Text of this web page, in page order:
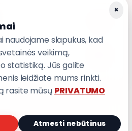
POLITIKA
×
naudojame slapukus, kad
veikimą,
statistiką. Jūs galite
leidžiate mums rinkti.
rasite mūsų PRIVATUMO
Atmesti nebūtinus